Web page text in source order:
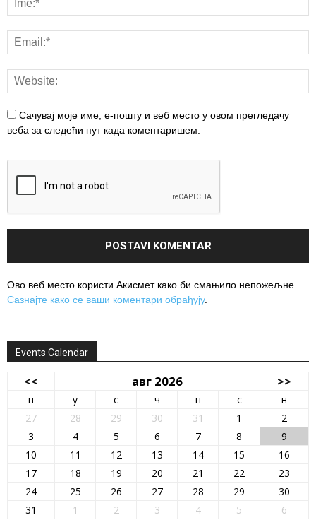
Сачувај моје име, е-пошту и веб место у овом прегледачу
веба за следећи пут када коментаришем.
Ово веб место користи Акисмет како би смањило непожељне.
Сазнајте како се ваши коментари обрађују.
Events Calendar
<< авг 2026 >>
п у с ч п с
н
27
28 29 30 31 1
2
3
4 5 6 7 8
9
10
11 12 13 14 15
16
17
18 19 20 21 22
23
24
25 26 27 28 29
30
31
1 2 3 4 5 6